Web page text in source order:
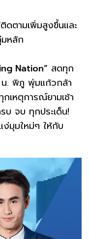
ดตามเพิ่มสูงขึ้นและ
หลัก
Nation” สดทุก
. พิภู พุ่มแก้วกล้า
เหตุการณ์ยามเช้า
บ จบ ทุกประเด็น!
ง่มุมใหม่ๆ ให้กับ